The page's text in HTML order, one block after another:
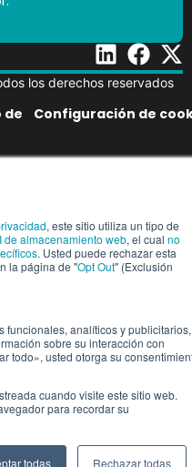
, este sitio utiliza un tipo de
de almacenamiento web, el cual no
. Usted puede rechazar esta
la página de "Opt Out" (Exclusión
funcionales, analíticos y publicitarios,
sobre su interacción con
todo», usted otorga su
cuando visite este sitio web.
para recordar su
todas Rechazar todas
los derechos reservados
de
Configuración de